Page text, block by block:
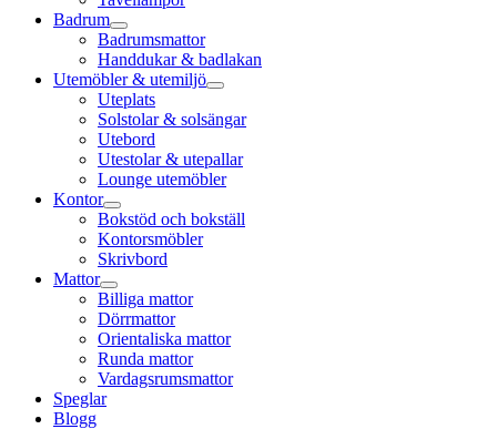
Badrum
Badrumsmattor
Handdukar & badlakan
Utemöbler & utemiljö
Uteplats
Solstolar & solsängar
Utebord
Utestolar & utepallar
Lounge utemöbler
Kontor
Bokstöd och bokställ
Kontorsmöbler
Skrivbord
Mattor
Billiga mattor
Dörrmattor
Orientaliska mattor
Runda mattor
Vardagsrumsmattor
Speglar
Blogg